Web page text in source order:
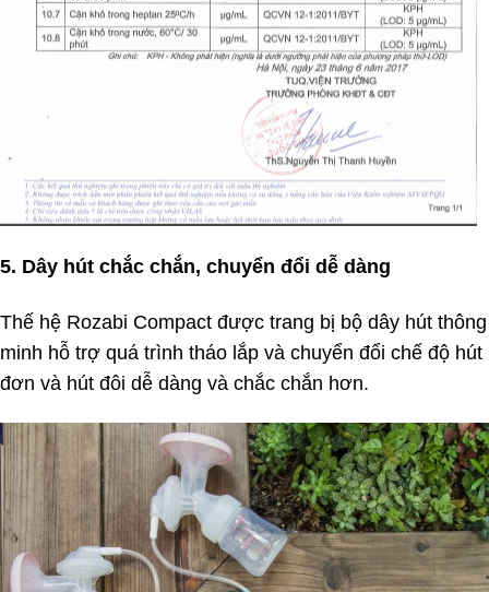
5. Dây hút chắc chắn, chuyển đổi dễ dàng
Thế hệ Rozabi Compact được trang bị bộ dây hút thông
minh hỗ trợ quá trình tháo lắp và chuyển đổi chế độ hút
đơn và hút đôi dễ dàng và chắc chắn hơn.